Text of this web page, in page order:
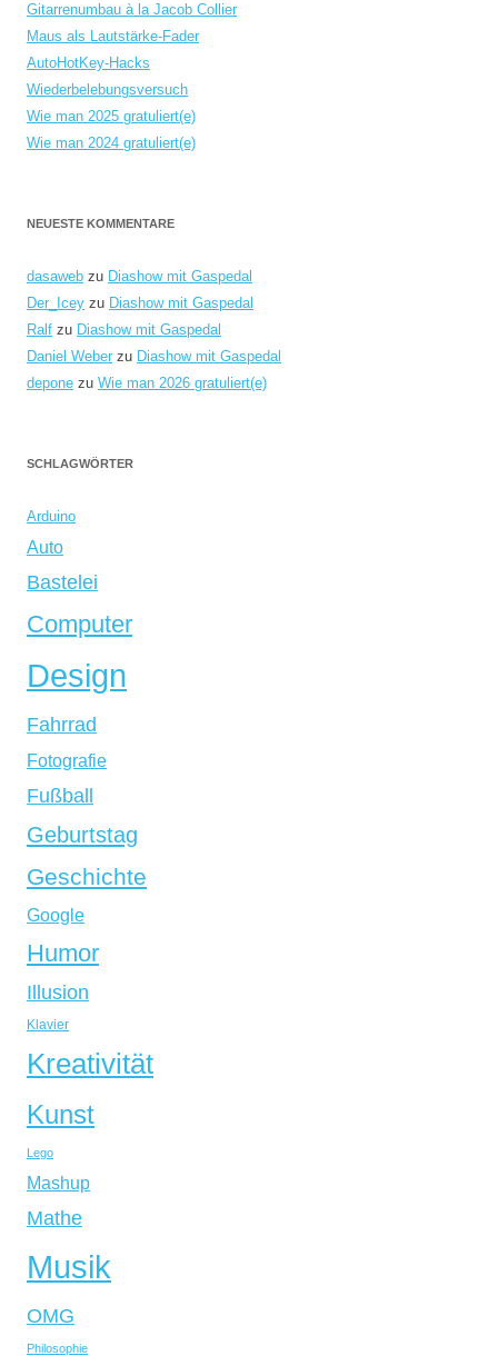
Gitarrenumbau à la Jacob Collier
Maus als Lautstärke-Fader
AutoHotKey-Hacks
Wiederbelebungsversuch
Wie man 2025 gratuliert(e)
Wie man 2024 gratuliert(e)
NEUESTE KOMMENTARE
dasaweb zu Diashow mit Gaspedal
Der_Icey zu Diashow mit Gaspedal
Ralf zu Diashow mit Gaspedal
Daniel Weber zu Diashow mit Gaspedal
depone zu Wie man 2026 gratuliert(e)
SCHLAGWÖRTER
Arduino
Auto
Bastelei
Computer
Design
Fahrrad
Fotografie
Fußball
Geburtstag
Geschichte
Google
Humor
Illusion
Klavier
Kreativität
Kunst
Lego
Mashup
Mathe
Musik
OMG
Philosophie